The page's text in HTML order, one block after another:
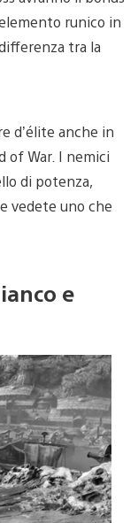
runico in
tra la
d’élite anche in
of War. I nemici
di potenza,
vedete uno che
e